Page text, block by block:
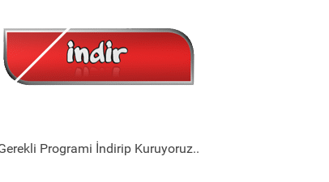
Programi İndirip Kuruyoruz..